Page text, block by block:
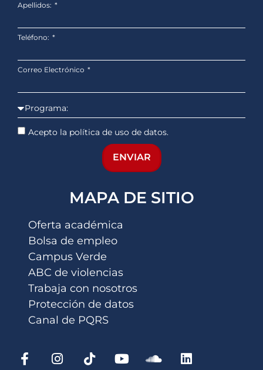
Apellidos:
Teléfono:
Correo Electrónico
Acepto la política de uso de datos.
ENVIAR
MAPA DE SITIO
Oferta académica
Bolsa de empleo
Campus Verde
ABC de violencias
Trabaja con nosotros
Protección de datos
Canal de PQRS